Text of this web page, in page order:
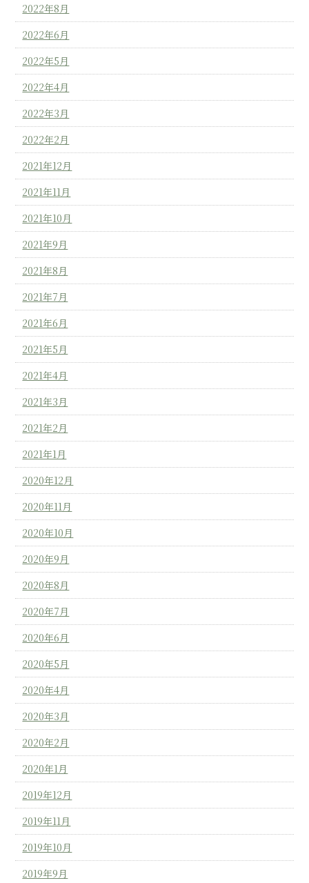
2022年8月
2022年6月
2022年5月
2022年4月
2022年3月
2022年2月
2021年12月
2021年11月
2021年10月
2021年9月
2021年8月
2021年7月
2021年6月
2021年5月
2021年4月
2021年3月
2021年2月
2021年1月
2020年12月
2020年11月
2020年10月
2020年9月
2020年8月
2020年7月
2020年6月
2020年5月
2020年4月
2020年3月
2020年2月
2020年1月
2019年12月
2019年11月
2019年10月
2019年9月